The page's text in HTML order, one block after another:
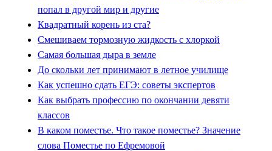
попал в другой мир и другие
Квадратный корень из ста?
Смешиваем тормозную жидкость с хлоркой
Самая большая дыра в земле
До скольки лет принимают в летное училище
Как успешно сдать ЕГЭ: советы экспертов
Как выбрать профессию по окончании девяти
классов
В каком поместье. Что такое поместье? Значение
слова Поместье по Ефремовой